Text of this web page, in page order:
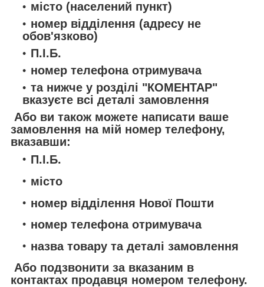
місто (населений пункт)
номер відділення (адресу не
обов'язково)
П.І.Б.
номер телефона отримувача
та нижче у розділі "КОМЕНТАР"
вказуєте всі деталі замовлення
Або ви також можете написати ваше
замовлення на мій номер телефону,
вказавши:
П.І.Б.
місто
номер відділення Нової Пошти
номер телефона отримувача
назва товару та деталі замовлення
Або подзвонити за вказаним в
контактах продавця номером телефону.